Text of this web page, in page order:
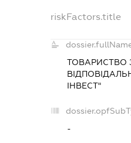
riskFactors.title
ІНВЕСТ"
-